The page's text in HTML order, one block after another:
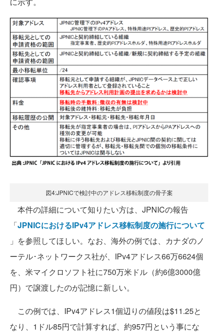
図4:JPNICで検討中のアドレス移転制度の骨子案
本件の詳細について知りたい方は、JPNICの報告
「JPNICにおけるIPv4アドレス移転制度の施行について
」を参照してほしい。なお、海外の例では、カナダのノ
ーテル･ネットワークス社が、IPv4アドレス66万6624個
を、米マイクロソフト社に750万米ドル（約6億3000億
円）で譲渡したのが記憶に新しい。
この例では、IPv4アドレス1個辺りの値段は$11.25と
なり、1ドル85円で計算すれば、約957円という事にな